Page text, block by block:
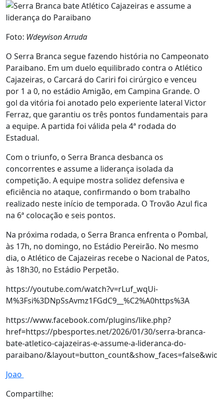
Foto: Wdeyvison Arruda
O Serra Branca segue fazendo história no Campeonato
Paraibano. Em um duelo equilibrado contra o Atlético
Cajazeiras, o Carcará do Cariri foi cirúrgico e venceu
por 1 a 0, no estádio Amigão, em Campina Grande. O
gol da vitória foi anotado pelo experiente lateral Victor
Ferraz, que garantiu os três pontos fundamentais para
a equipe. A partida foi válida pela 4ª rodada do
Estadual.
Com o triunfo, o Serra Branca desbanca os
concorrentes e assume a liderança isolada da
competição. A equipe mostra solidez defensiva e
eficiência no ataque, confirmando o bom trabalho
realizado neste início de temporada. O Trovão Azul fica
na 6ª colocação e seis pontos.
Na próxima rodada, o Serra Branca enfrenta o Pombal,
às 17h, no domingo, no Estádio Pereirão. No mesmo
dia, o Atlético de Cajazeiras recebe o Nacional de Patos,
às 18h30, no Estádio Perpetão.
https://youtube.com/watch?v=rLuf_wqUi-
M%3Fsi%3DNpSsAvmz1FGdC9__%C2%A0https%3A
https://www.facebook.com/plugins/like.php?
href=https://pbesportes.net/2026/01/30/serra-branca-
bate-atletico-cajazeiras-e-assume-a-lideranca-do-
paraibano/
Joao
Compartilhe: